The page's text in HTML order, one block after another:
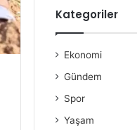
Kategoriler
Ekonomi
Gündem
Spor
Yaşam